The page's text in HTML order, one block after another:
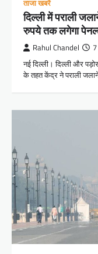
ताजा खबरें
दिल्ली में पराली
रुपये तक लगेगा
Rahul Chandel
नई दिल्ली। दिल्ली और
के तहत केंद्र ने पराली